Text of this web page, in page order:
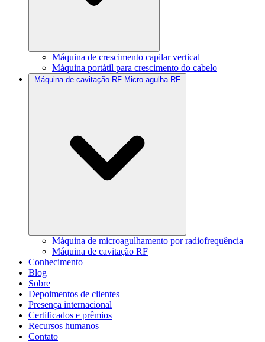
Máquina de crescimento capilar vertical
Máquina portátil para crescimento do cabelo
Máquina de cavitação RF Micro agulha RF
Máquina de microagulhamento por radiofrequência
Máquina de cavitação RF
Conhecimento
Blog
Sobre
Depoimentos de clientes
Presença internacional
Certificados e prêmios
Recursos humanos
Contato